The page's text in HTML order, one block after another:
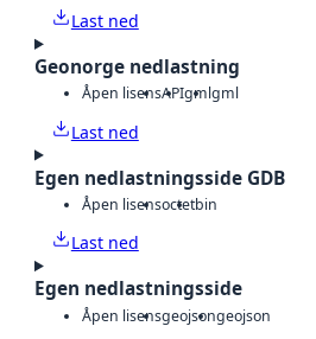
Last ned
Geonorge nedlastning
Åpen lisensAPIgmlgml
Last ned
Egen nedlastningsside GDB
Åpen lisensoctetbin
Last ned
Egen nedlastningsside
Åpen lisensgeojsongeojson